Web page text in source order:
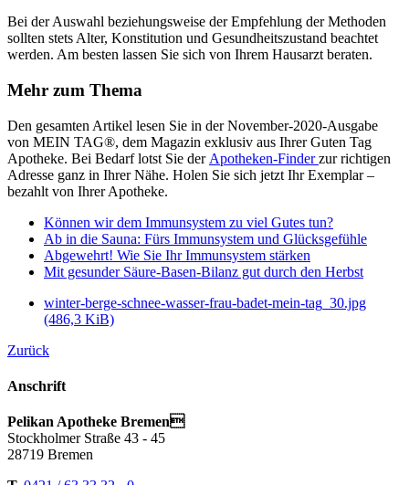
Bei der Auswahl beziehungsweise der Empfehlung der Methoden
sollten stets Alter, Konstitution und Gesundheitszustand beachtet
werden. Am besten lassen Sie sich von Ihrem Hausarzt beraten.
Mehr zum Thema
Den gesamten Artikel lesen Sie in der November-2020-Ausgabe
von MEIN TAG®, dem Magazin exklusiv aus Ihrer Guten Tag
Apotheke. Bei Bedarf lotst Sie der Apotheken-Finderzur richtigen
Adresse ganz in Ihrer Nähe. Holen Sie sich jetzt Ihr Exemplar –
bezahlt von Ihrer Apotheke.
Können wir dem Immunsystem zu viel Gutes tun?
Ab in die Sauna: Fürs Immunsystem und Glücksgefühle
Abgewehrt! Wie Sie Ihr Immunsystem stärken
Mit gesunder Säure-Basen-Bilanz gut durch den Herbst
winter-berge-schnee-wasser-frau-badet-mein-tag_30.jpg
(486,3 KiB)
Zurück
Anschrift
Pelikan Apotheke Bremen
Stockholmer Straße 43 - 45
28719 Bremen